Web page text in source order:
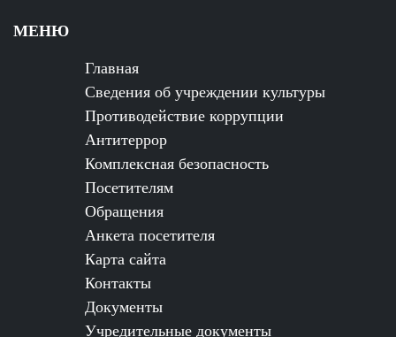
МЕНЮ
Главная
Сведения об учреждении культуры
Противодействие коррупции
Антитеррор
Комплексная безопасность
Посетителям
Обращения
Анкета посетителя
Карта сайта
Контакты
Документы
Учредительные документы